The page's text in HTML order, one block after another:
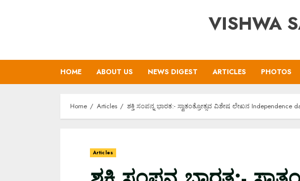
VISHWA
HOME ABOUT US NEWS DIGEST ARTICLES PHOTOS
Home Articles ಶಕ್ತಿ ಸಂಪನ್ನ ಭಾರತ:- ಸ್ವಾತಂತ್ರೋತ್ಸವ ವಿಶೇಷ ಲೇಖನ Independence
Articles